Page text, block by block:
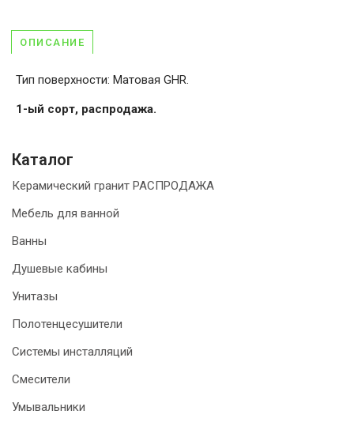
ОПИСАНИЕ
Тип поверхности: Матовая GHR.
1-ый сорт, распродажа.
Каталог
Керамический гранит РАСПРОДАЖА
Мебель для ванной
Ванны
Душевые кабины
Унитазы
Полотенцесушители
Системы инсталляций
Смесители
Умывальники